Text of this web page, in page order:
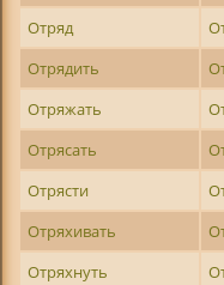
Отряд
Отрядить
Отряжать
Отрясать
Отрясти
Отряхивать
Отряхнуть